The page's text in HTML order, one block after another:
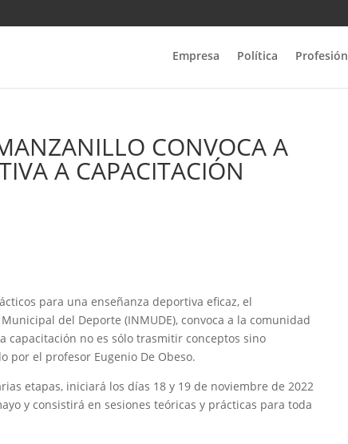
Empresa Política Profesión
CONVOCA A
A CAPACITACIÓN
para una enseñanza deportiva eficaz, el
del Deporte (INMUDE), convoca a la comunidad
capacitación no es sólo trasmitir conceptos sino
por el profesor Eugenio De Obeso.
etapas, iniciará los días 18 y 19 de noviembre de 2022
y consistirá en sesiones teóricas y prácticas para toda